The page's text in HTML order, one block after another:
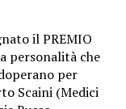
il PREMIO
personalità che
per
Scaini (Medici